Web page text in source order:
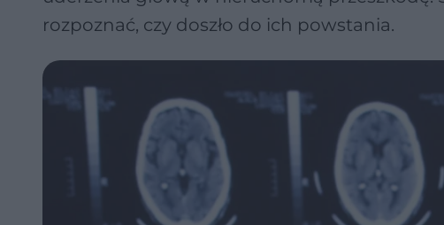
rozpoznać, czy doszło do ich powstania.